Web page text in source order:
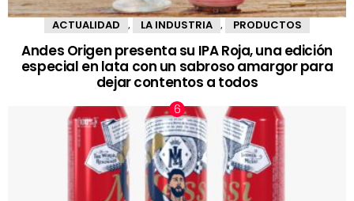
ACTUALIDAD LA INDUSTRIA PRODUCTOS
Andes Origen presenta su IPA Roja, una edición
especial en lata con un sabroso amargor para
dejar contentos a todos